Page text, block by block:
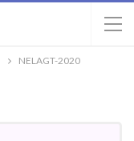
NELAGT-2020